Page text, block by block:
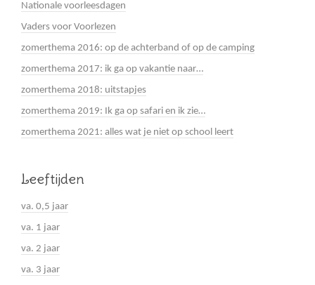
Nationale voorleesdagen
Vaders voor Voorlezen
zomerthema 2016: op de achterband of op de camping
zomerthema 2017: ik ga op vakantie naar…
zomerthema 2018: uitstapjes
zomerthema 2019: Ik ga op safari en ik zie…
zomerthema 2021: alles wat je niet op school leert
Leeftijden
va. 0,5 jaar
va. 1 jaar
va. 2 jaar
va. 3 jaar